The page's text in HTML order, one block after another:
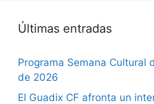
Últimas entradas
Programa Semana Cultural
de 2026
El Guadix CF afronta un